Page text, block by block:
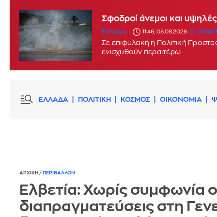
Σε Red Code σήμερα
ΕΛΛΑΔΑ 07:42, 08.08.2026
Σφοδροί άνεμοι και
ΕΛΛΑΔΑ 11:46, 08.08.2026
Σε επιφυλακή η Πολιτική
ενισχυθούν περαιτέρω
ΕΛΛΑΔΑ ΠΟΛΙΤΙΚΗ ΚΟΣΜΟΣ ΟΙΚΟΝΟΜΙΑ
ΑΡΧΙΚΗ / ΠΕΡΙΒΑΛΛΟΝ
Ελβετία: Χωρίς συμφωνία
διαπραγματεύσεις στη